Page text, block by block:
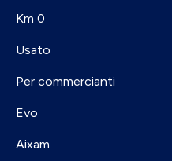
Km 0
Usato
Per commercianti
Evo
Aixam